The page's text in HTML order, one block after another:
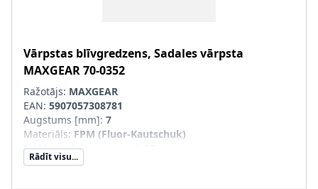
Vārpstas blīvgredzens, Sadales vārpsta
MAXGEAR70-0352
Ražotājs: MAXGEAR
EAN: 5907057308781
Augstums [mm]: 7
Materiāls: FPM (Fluor-Kautschuk)
Iekšējais diametrs [mm]
Ārējais diametrs [mm]
Rādīt visu...